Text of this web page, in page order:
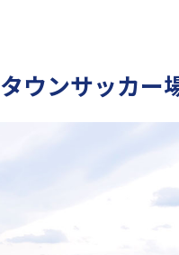
ウンサッカー